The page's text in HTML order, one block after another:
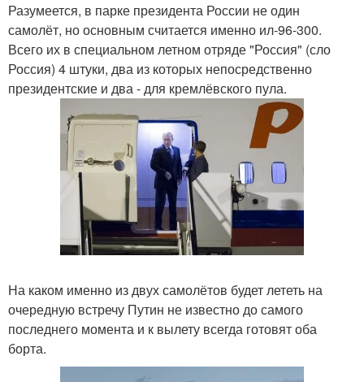
Разумеется, в парке президента России не один
самолёт, но основным считается именно ил-96-300.
Всего их в специальном летном отряде "Россия" (сло
Россия) 4 штуки, два из которых непосредственно
президентские и два - для кремлёвского пула.
На каком именно из двух самолётов будет лететь на
очередную встречу Путин не известно до самого
последнего момента и к вылету всегда готовят оба
борта.